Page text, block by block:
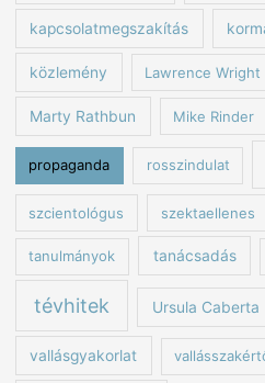
kapcsolatmegszakítás
közlemény Lawrence Wright
Marty Rathbun Mike Rinder
propaganda rosszindulat
szcientológus szektaellenes
tanulmányok tanácsadás
tévhitek Ursula Caberta
vallásgyakorlat